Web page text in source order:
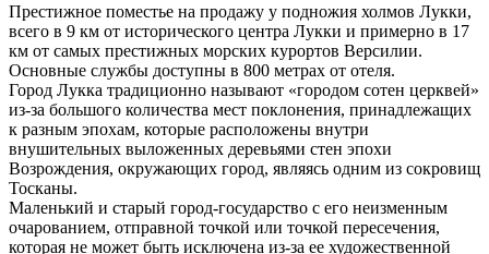
Престижное поместье на продажу у подножия холмов Лукки,
всего в 9 км от исторического центра Лукки и примерно в 17
км от самых престижных морских курортов Версилии.
Основные службы доступны в 800 метрах от отеля.
Город Лукка традиционно называют «городом сотен церквей»
из-за большого количества мест поклонения, принадлежащих
к разным эпохам, которые расположены внутри
внушительных выложенных деревьями стен эпохи
Возрождения, окружающих город, являясь одним из сокровищ
Тосканы.
Маленький и старый город-государство с его неизменным
очарованием, отправной точкой или точкой пересечения,
которая не может быть исключена из-за ее художественной